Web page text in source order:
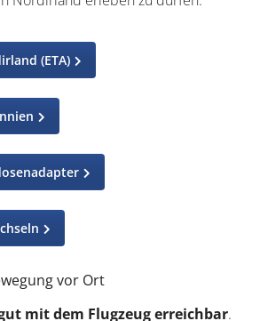
votierte, musste sich Nordirland
zum Brexit beugen. Daher
Reisepass
sind aber so ziemlich alles, was im
einen tollen Urlaub in Nordirland
(ETA)